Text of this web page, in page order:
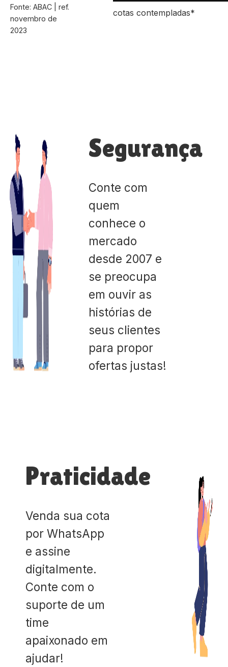
Fonte: ABAC | ref.
novembro de
2023
cotas contempladas*
Segurança
Conte com
quem
conhece o
mercado
desde 2007 e
se preocupa
em ouvir as
histórias de
seus clientes
para propor
ofertas justas!
Praticidade
Venda sua cota
por WhatsApp
e assine
digitalmente.
Conte com o
suporte de um
time
apaixonado em
ajudar!